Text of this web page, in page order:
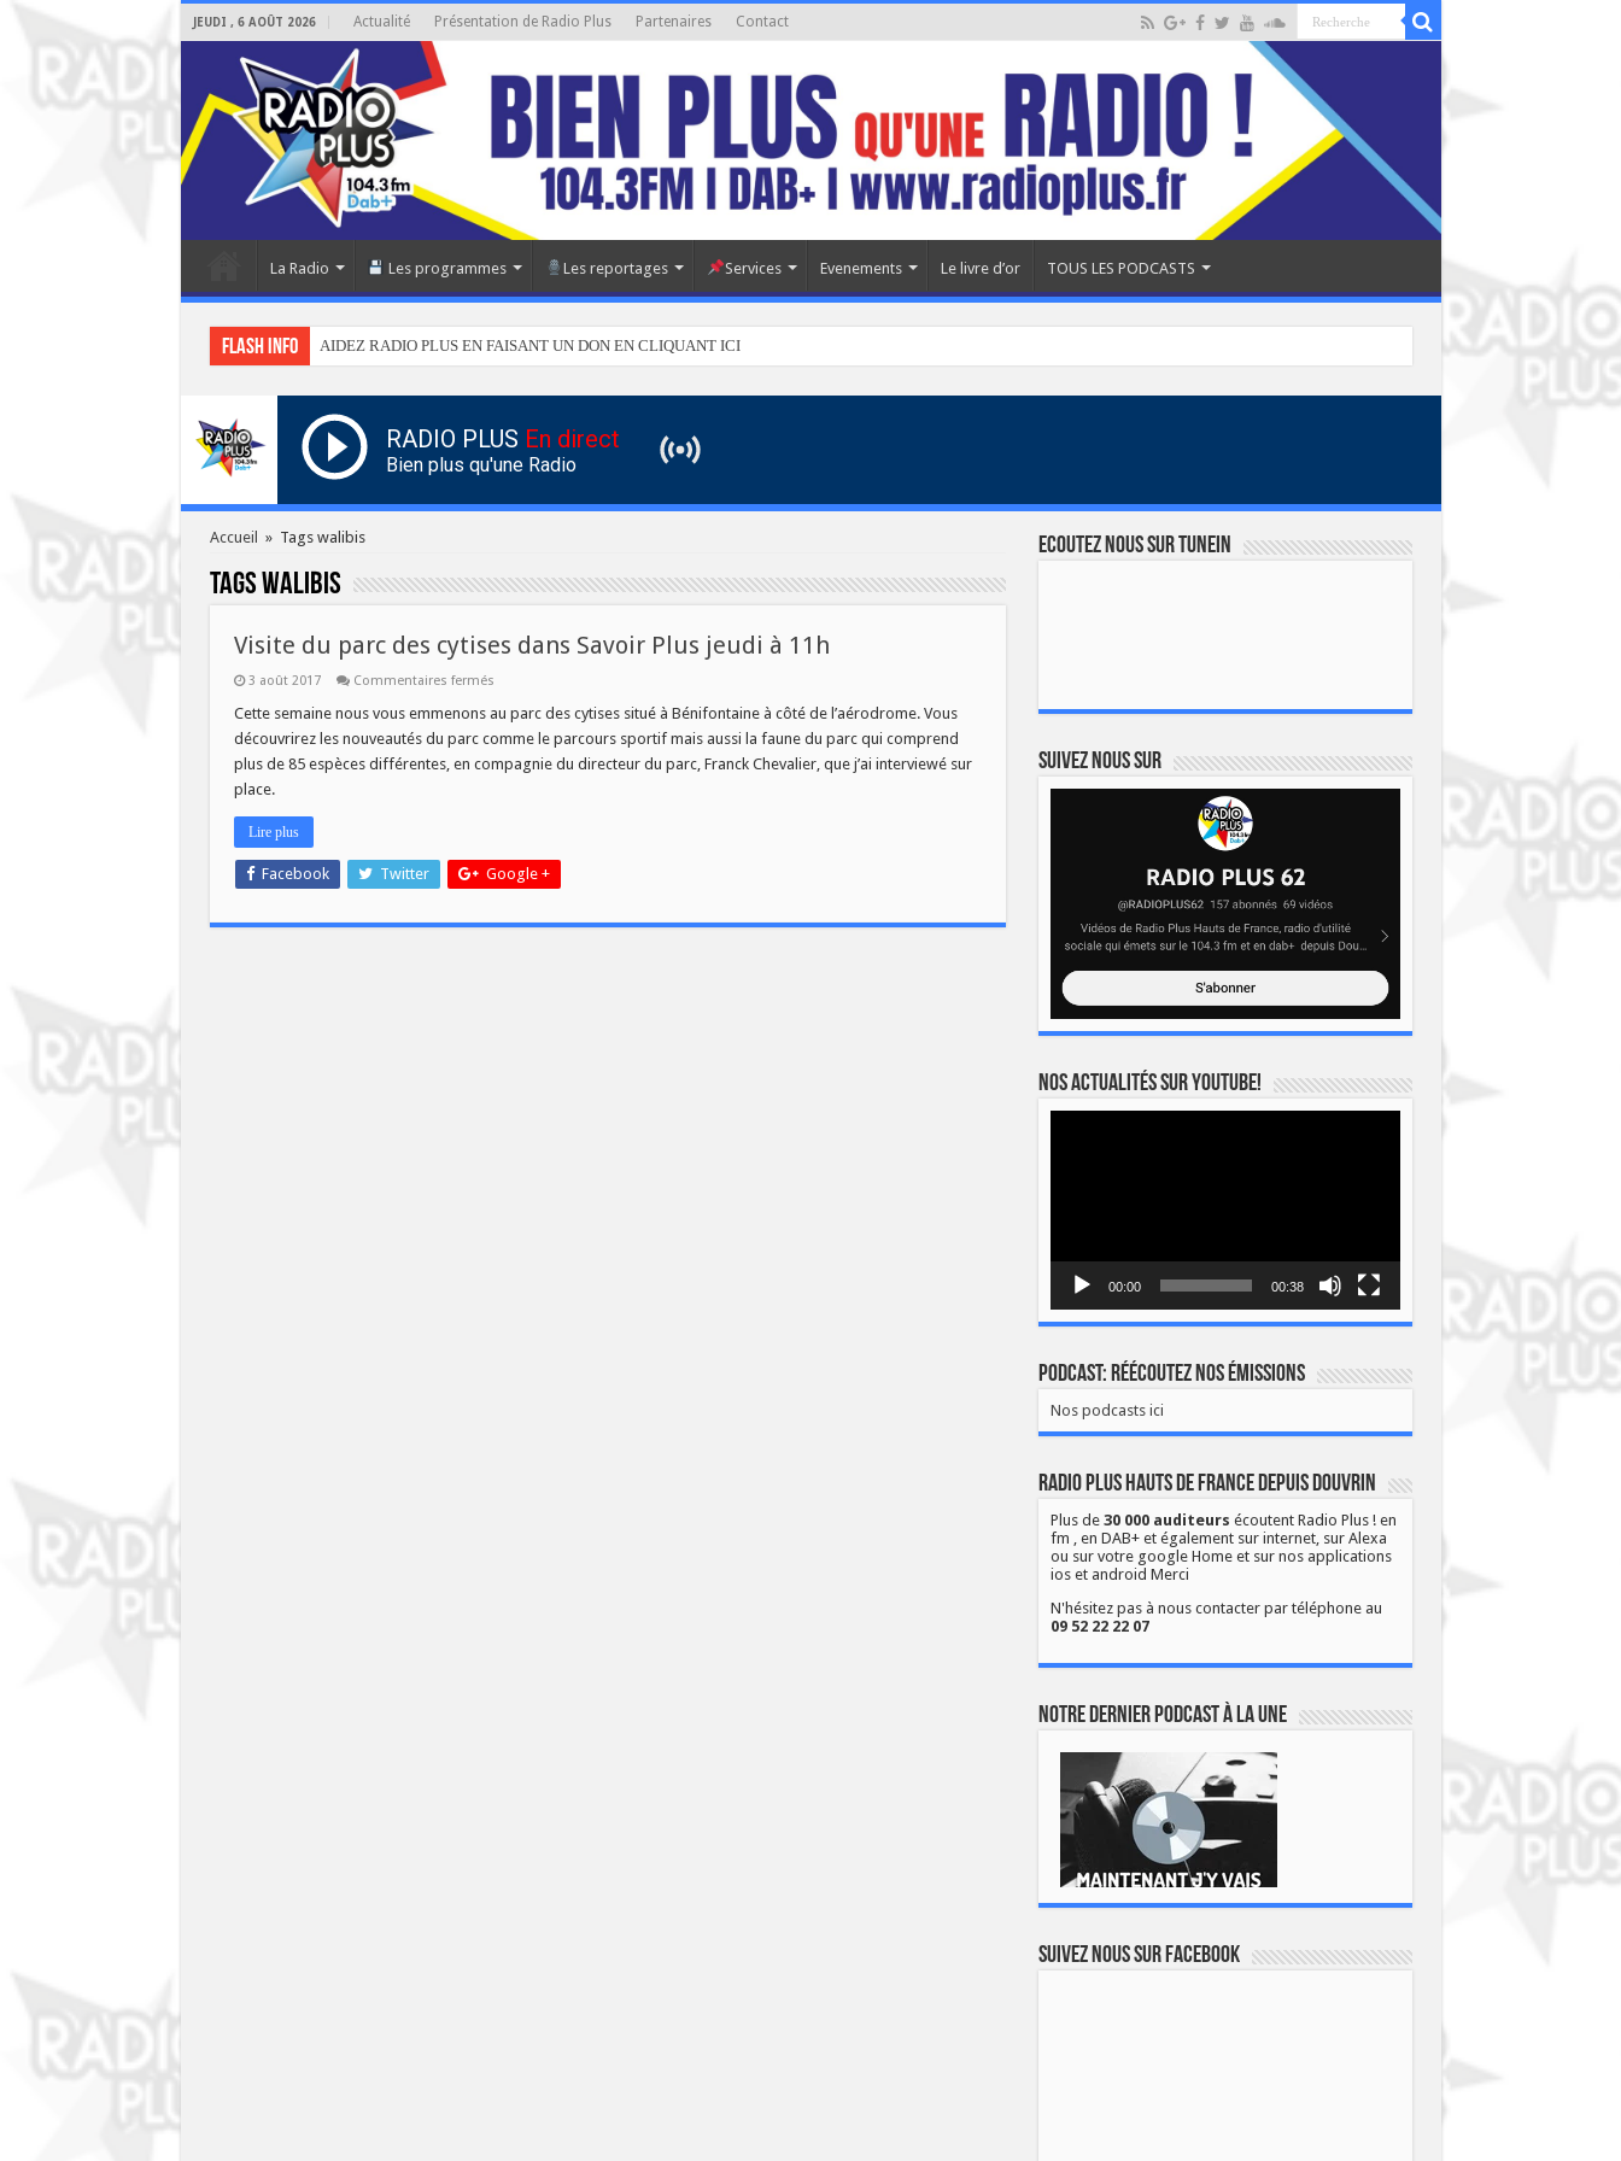
JEUDI , 6 AOÛT 2026 Actualité Présentation de Radio Plus Partenaires Contact
La Radio Les programmes Les reportages Services Evenements Le livre d’or TOUS LES PODCASTS
Flash info AIDEZ RADIO PLUS EN FAISANT UN DON EN CLIQUANT ICI
RADIO PLUS En direct
Bien plus qu'une Radio
Accueil » Tags walibis
Tagswalibis
Visite du parc des cytises dans Savoir Plus jeudi à 11h
3 août 2017 Commentaires ferméssur
du
parc
des
cytises
dans
Cette semaine nous vous emmenons au parc des cytises situé à Bénifontaine à côté de l’aérodrome. Vous
découvrirez les nouveautés du parc comme le parcours sportif mais aussi la faune du parc qui comprend
plus de 85 espèces différentes, en compagnie du directeur du parc, Franck Chevalier, que j’ai interviewé sur
place.
Lire plus
Facebook Twitter Google +
Ecoutez nous sur TuneIn
Suivez nous sur
Nos actualités sur YOUTUBE!
00:00 00:38
Podcast: Réécoutez nos émissions
Nos podcasts ici
Radio Plus Hauts de France depuis Douvrin
Plus de 30 000 auditeurs écoutent Radio Plus ! en
fm , en DAB+ et également sur internet, sur Alexa
ou sur votre google Home et sur nos applications
ios et android Merci
N'hésitez pas à nous contacter par téléphone au
09 52 22 22 07
Notre dernier podcast à la une
Suivez nous sur Facebook